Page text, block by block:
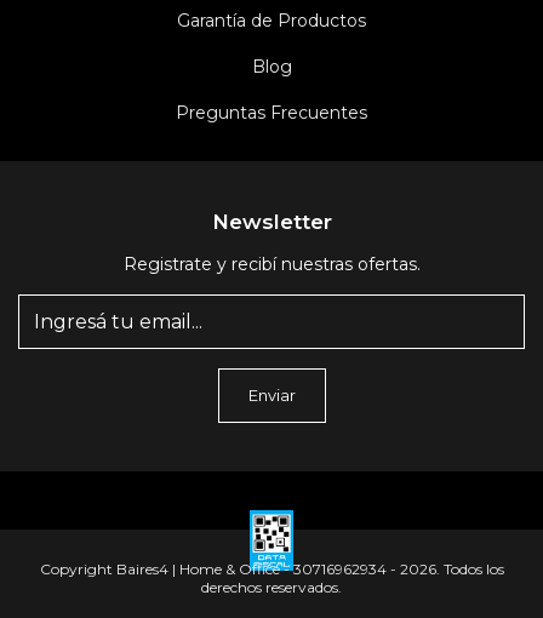
Garantía de Productos
Blog
Preguntas Frecuentes
Newsletter
Registrate y recibí nuestras ofertas.
Copyright Baires4 | Home & Office - 30716962934 - 2026. Todos los
derechos reservados.